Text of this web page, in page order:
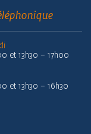
et 13h30 – 17h00
et 13h30 – 16h30